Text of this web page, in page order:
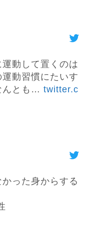
動して置くのは
動習慣にたいす
んとも… twitter.c
った身からする